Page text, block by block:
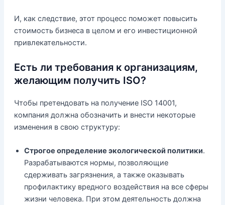
И, как следствие, этот процесс поможет повысить
стоимость бизнеса в целом и его инвестиционной
привлекательности.
Есть ли требования к организациям,
желающим получить ISO?
Чтобы претендовать на получение ISO 14001,
компания должна обозначить и внести некоторые
изменения в свою структуру:
Строгое определение экологической политики.
Разрабатываются нормы, позволяющие
сдерживать загрязнения, а также оказывать
профилактику вредного воздействия на все сферы
жизни человека. При этом деятельность должна